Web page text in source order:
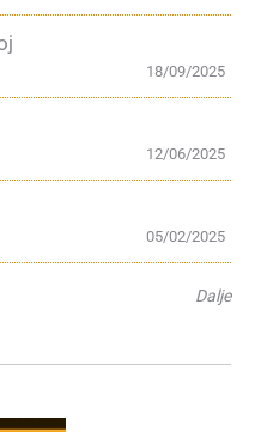
18/09/2025
12/06/2025
05/02/2025
Dalje